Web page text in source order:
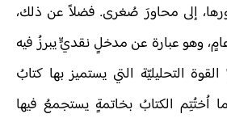
إلى محاورَ صُغرى. فضلاً عن ذلك،
وهو عبارة عن مدخلٍ نقديٍّ يبرزُ فيه
القوة التحليليّة التي يستميز بها كتابُ
اُختُتِم الكتابُ بخاتمةٍ يستجمعُ فيها